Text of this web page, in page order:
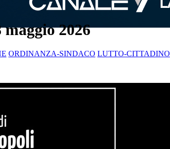
2026
ORDINANZA-SINDACO LUTTO-CITTADINO